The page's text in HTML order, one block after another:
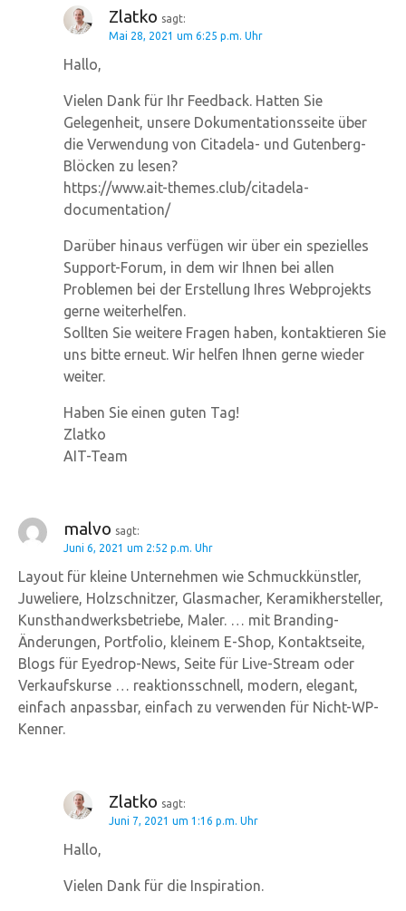
Zlatko sagt:
Mai 28, 2021 um 6:25 p.m. Uhr
Hallo,
Vielen Dank für Ihr Feedback. Hatten Sie
Gelegenheit, unsere Dokumentationsseite über
die Verwendung von Citadela- und Gutenberg-
Blöcken zu lesen?
https://www.ait-themes.club/citadela-
documentation/
Darüber hinaus verfügen wir über ein spezielles
Support-Forum, in dem wir Ihnen bei allen
Problemen bei der Erstellung Ihres Webprojekts
gerne weiterhelfen.
Sollten Sie weitere Fragen haben, kontaktieren Sie
uns bitte erneut. Wir helfen Ihnen gerne wieder
weiter.
Haben Sie einen guten Tag!
Zlatko
AIT-Team
malvo sagt:
Juni 6, 2021 um 2:52 p.m. Uhr
Layout für kleine Unternehmen wie Schmuckkünstler,
Juweliere, Holzschnitzer, Glasmacher, Keramikhersteller,
Kunsthandwerksbetriebe, Maler. … mit Branding-
Änderungen, Portfolio, kleinem E-Shop, Kontaktseite,
Blogs für Eyedrop-News, Seite für Live-Stream oder
Verkaufskurse … reaktionsschnell, modern, elegant,
einfach anpassbar, einfach zu verwenden für Nicht-WP-
Kenner.
Zlatko sagt:
Juni 7, 2021 um 1:16 p.m. Uhr
Hallo,
Vielen Dank für die Inspiration.